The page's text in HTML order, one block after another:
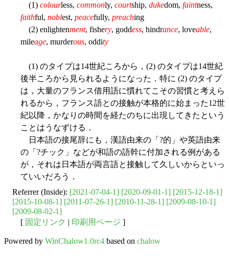
(1) colourless, commonly, courtship, dukedom, faintness,
faithful, noblest, peacefully, preaching
(2) enlightenment, fishery, goddess, hindrance, loveable,
mileage, murderous, oddity
(1) のタイプは14世紀ころから，(2) のタイプは14世紀
後半ころから見られるようになった．特に (2) のタイプ
は，大量のフランス借用語に慣れてこその習慣と考えら
れるから，フランス語との接触が本格的に始まった12世
紀以降，かなりの時間を経たのちに出現してきたという
ことはうなずける．
日本語の接尾辞にも，漢語由来の「?的」や英語由来
の「?チック」などが和語の語幹に付加される例がある
が，それは日本語が両言語と接触して久しいからといっ
ていいだろう．
Referrer (Inside): [2021-07-04-1] [2020-09-01-1] [2015-12-18-1]
[2015-10-08-1] [2011-07-26-1] [2010-11-28-1] [2009-08-10-1]
[2009-08-02-1]
[ 固定リンク 印刷用ページ ]
Powered by WinChalow1.0rc4 based on chalow